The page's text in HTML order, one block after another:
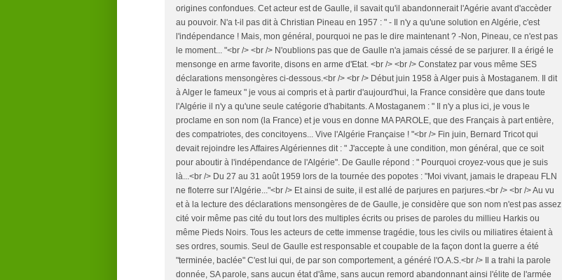
origines confondues. Cet acteur est de Gaulle, il savait qu'il abandonnerait l'Agérie avant d'accèder
au pouvoir. N'a t-il pas dit à Christian Pineau en 1957 : " - Il n'y a qu'une solution en Algérie, c'est
l'indépendance ! Mais, mon général, pourquoi ne pas le dire maintenant ? -Non, Pineau, ce n'est pas
le moment... "<br /> <br /> N'oublions pas que de Gaulle n'a jamais céssé de se parjurer. Il a érigé le
mensonge en arme favorite, disons en arme d'Etat. <br /> <br /> Constatez par vous même SES
déclarations mensongères ci-dessous.<br /> <br /> Début juin 1958 à Alger puis à Mostaganem. Il dit
à Alger le fameux " je vous ai compris et à partir d'aujourd'hui, la France considère que dans toute
l'Algérie il n'y a qu'une seule catégorie d'habitants. A Mostaganem : " Il n'y a plus ici, je vous le
proclame en son nom (la France) et je vous en donne MA PAROLE, que des Français à part entière,
des compatriotes, des concitoyens... Vive l'Algérie Française ! "<br /> Fin juin, Bernard Tricot qui
devait rejoindre les Affaires Algériennes dit : " J'accepte à une condition, mon général, que ce soit
pour aboutir à l'indépendance de l'Algérie". De Gaulle répond : " Pourquoi croyez-vous que je suis
là...<br /> Du 27 au 31 août 1959 lors de la tournée des popotes : "Moi vivant, jamais le drapeau FLN
ne floterre sur l'Algérie..."<br /> Et ainsi de suite, il est allé de parjures en parjures.<br /> <br /> Au vu
et à la lecture des déclarations mensongères de de Gaulle, je considère que son nom n'est pas assez
cité voir même pas cité du tout lors des multiples écrits ou prises de paroles du millieu Harkis ou
même Pieds Noirs. Tous les acteurs de cette immense tragédie, tous les civils ou miliatires étaient à
ses ordres, soumis. Seul de Gaulle est responsable et coupable de la façon dont la guerre a été
"terminée, baclée" C'est lui qui, de par son comportement, a généré l'O.A.S.<br /> Il a trahi la parole
donnée, SA parole, sans aucun état d'âme, sans aucun remord abandonnant ainsi l'élite de l'armée